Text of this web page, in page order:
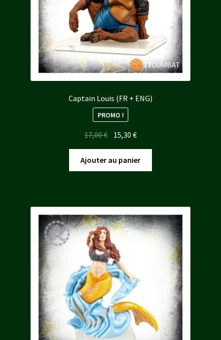
Captain Louis (FR + ENG)
PROMO !
17,00€ Le
prix
initial
était :
15,30€Le
prix
actuel
est :
Ajouter au panier